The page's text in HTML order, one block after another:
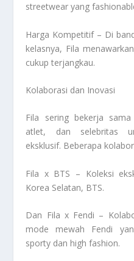
streetwear yang
Harga Kompetitif – Di
kelasnya, Fila
cukup terjangkau.
Kolaborasi dan Inovasi
Fila sering bekerja
atlet, dan selebritas
eksklusif. Beberapa
Fila x BTS – Koleksi
Korea Selatan, BTS.
Dan Fila x Fendi –
mode mewah Fendi
sporty dan high fashion.